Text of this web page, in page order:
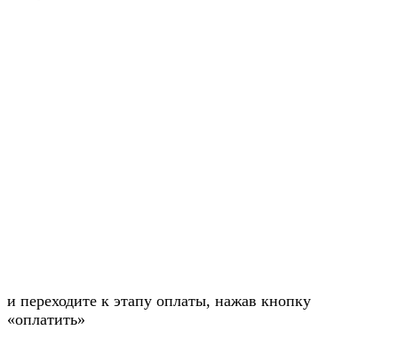
и переходите к этапу оплаты, нажав кнопку
«оплатить»